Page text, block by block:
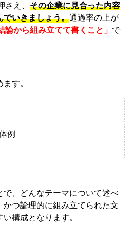
え、 その企業に見合った内容
でいきましょう。通過率の上が
論から組み立てて書くこと」 で
す。
例
、どんなテーマについて述べ
かつ論理的に組み立てられた文
構成となります。